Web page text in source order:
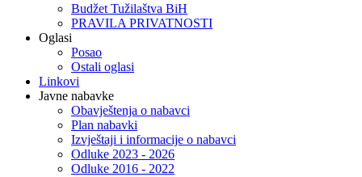
Budžet Tužilaštva BiH
PRAVILA PRIVATNOSTI
Oglasi
Posao
Ostali oglasi
Linkovi
Javne nabavke
Obavještenja o nabavci
Plan nabavki
Izvještaji i informacije o nabavci
Odluke 2023 - 2026
Odluke 2016 - 2022